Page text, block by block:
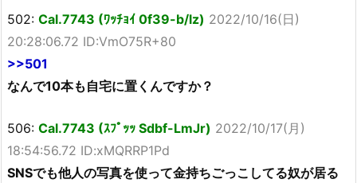
502: Cal.7743 (ﾜｯﾁｮｲ 0f39-b/lz) 2022/10/16(日)
20:28:06.72 ID:VmO75R+80
>>501
なんで10本も自宅に置くんですか？
506: Cal.7743 (ｽﾌﾟｯｯ Sdbf-LmJr) 2022/10/17(月)
18:54:56.72 ID:xMQRRP1Pd
SNSでも他人の写真を使って金持ちごっこしてる奴が居る